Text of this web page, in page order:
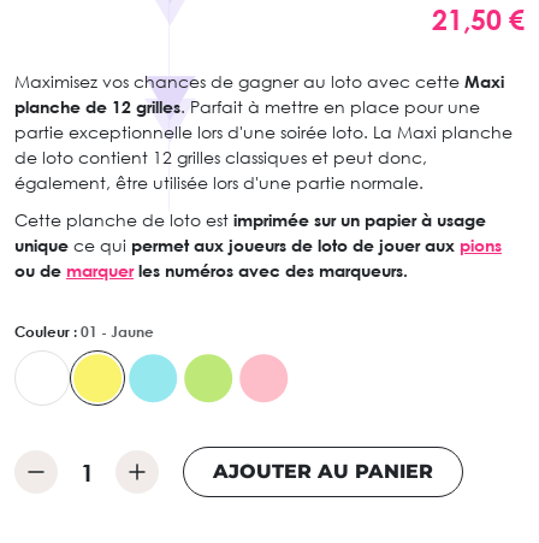
21,50 €
Maximisez vos chances de gagner au loto avec cette Maxi
planche de 12 grilles. Parfait à mettre en place pour une
partie exceptionnelle lors d'une soirée loto. La Maxi planche
de loto contient 12 grilles classiques et peut donc,
également, être utilisée lors d'une partie normale.
Cette planche de loto est imprimée sur un papier à usage
unique ce qui permet aux joueurs de loto de jouer aux pions
ou de marquerles numéros avec des marqueurs.
Couleur : 01 - Jaune
AJOUTER AU PANIER